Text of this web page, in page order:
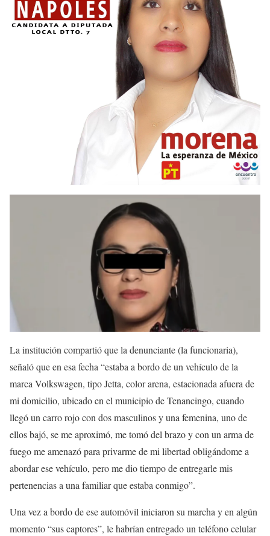
La institución compartió que la denunciante (la funcionaria),
señaló que en esa fecha “estaba a bordo de un vehículo de la
marca Volkswagen, tipo Jetta, color arena, estacionada afuera de
mi domicilio, ubicado en el municipio de Tenancingo, cuando
llegó un carro rojo con dos masculinos y una femenina, uno de
ellos bajó, se me aproximó, me tomó del brazo y con un arma de
fuego me amenazó para privarme de mi libertad obligándome a
abordar ese vehículo, pero me dio tiempo de entregarle mis
pertenencias a una familiar que estaba conmigo”.
Una vez a bordo de ese automóvil iniciaron su marcha y en algún
momento “sus captores”, le habrían entregado un teléfono celular